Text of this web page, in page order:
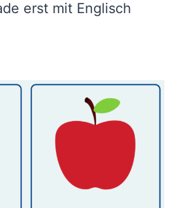
erst mit Englisch